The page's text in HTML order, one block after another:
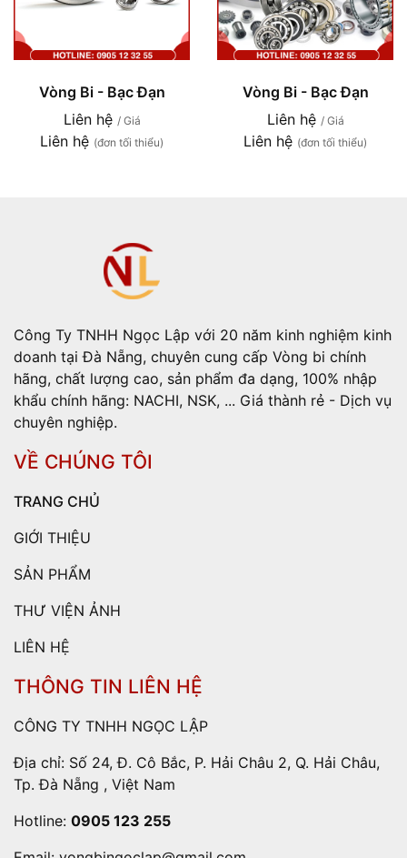
Vòng Bi - Bạc Đạn
Liên hệ / Giá
Liên hệ (đơn tối thiểu)
Vòng Bi - Bạc Đạn
Liên hệ / Giá
Liên hệ (đơn tối thiểu)
Công Ty TNHH Ngọc Lập với 20 năm kinh nghiệm kinh
doanh tại Đà Nẵng, chuyên cung cấp Vòng bi chính
hãng, chất lượng cao, sản phẩm đa dạng, 100% nhập
khẩu chính hãng: NACHI, NSK, ... Giá thành rẻ - Dịch vụ
chuyên nghiệp.
VỀ CHÚNG TÔI
TRANG CHỦ
GIỚI THIỆU
SẢN PHẨM
THƯ VIỆN ẢNH
LIÊN HỆ
THÔNG TIN LIÊN HỆ
CÔNG TY TNHH NGỌC LẬP
Địa chỉ: Số 24, Đ. Cô Bắc, P. Hải Châu 2, Q. Hải Châu,
Tp. Đà Nẵng , Việt Nam
Hotline: 0905 123 255